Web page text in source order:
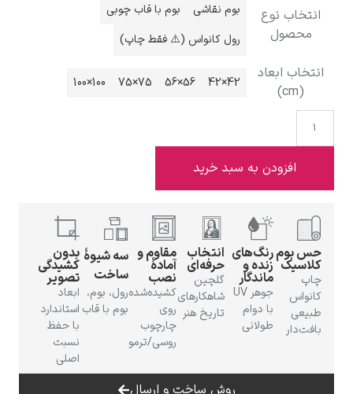
کامی پیسارو
ادوارد هاپر
ادگار دگا
لودویگ دویچ
بوم نقاشی
بوم با قاب چوبی
رول کانواس (⚠️ فقط چاپ)
56×56
75×75
100×100
به سبد خرید
جوهر UV
انتخاب
حرفه‌ای
گلچین
شاهکارهای
تاریخ هنر
مقاوم و
آمادهٔ
نصب
کشیده‌شده
روی
چارچوب
سه شیوهٔ
ساخت
رول، بوم،
بوم با قاب
بدون
کشیدگی
تصویر
ابعاد
استاندارد
با حفظ
نسبت
روش ساخت و ارسال